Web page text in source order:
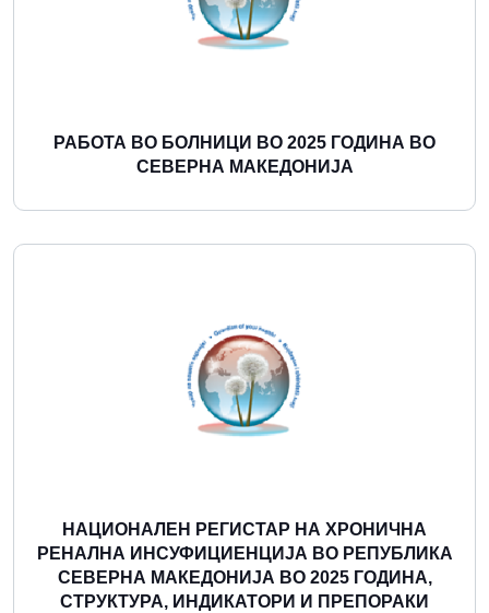
РАБОТА ВО БОЛНИЦИ ВО 2025 ГОДИНА ВО
СЕВЕРНА МАКЕДОНИЈА
Повеќе
НАЦИОНАЛЕН РЕГИСТАР НА ХРОНИЧНА
РЕНАЛНА ИНСУФИЦИЕНЦИЈА ВО РЕПУБЛИКА
СЕВЕРНА МАКЕДОНИЈА ВО 2025 ГОДИНА,
СТРУКТУРА, ИНДИКАТОРИ И ПРЕПОРАКИ